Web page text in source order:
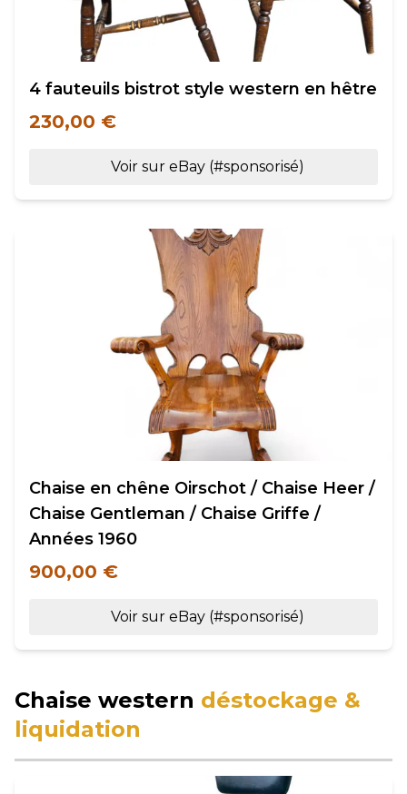
4 fauteuils bistrot style western en hêtre
230,00 €
Voir sur eBay (#sponsorisé)
Chaise en chêne Oirschot / Chaise Heer /
Chaise Gentleman / Chaise Griffe /
Années 1960
900,00 €
Voir sur eBay (#sponsorisé)
Chaise western déstockage &
liquidation